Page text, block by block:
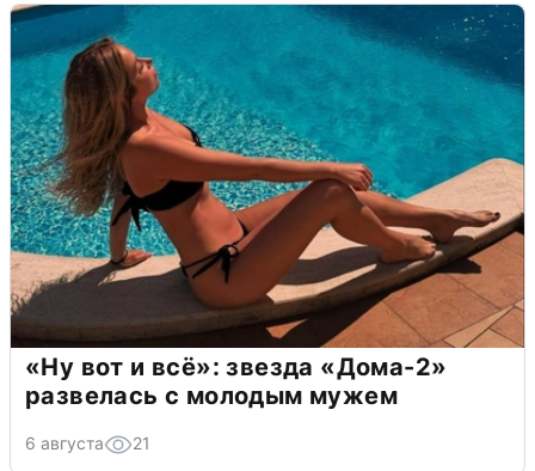
«Ну вот и всё»: звезда «Дома-2»
развелась с молодым мужем
6 августа 21